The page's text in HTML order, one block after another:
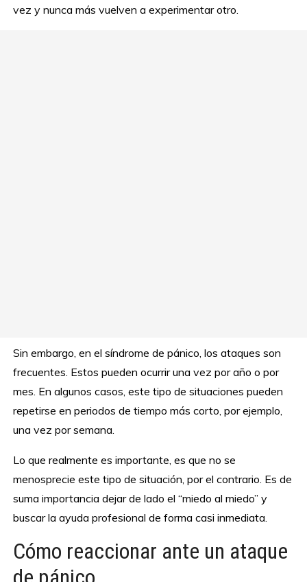
vez y nunca más vuelven a experimentar otro.
Sin embargo, en el síndrome de pánico, los ataques son
frecuentes. Estos pueden ocurrir una vez por año o por
mes. En algunos casos, este tipo de situaciones pueden
repetirse en periodos de tiempo más corto, por ejemplo,
una vez por semana.
Lo que realmente es importante, es que no se
menosprecie este tipo de situación, por el contrario. Es de
suma importancia dejar de lado el “miedo al miedo” y
buscar la ayuda profesional de forma casi inmediata.
Cómo reaccionar ante un ataque